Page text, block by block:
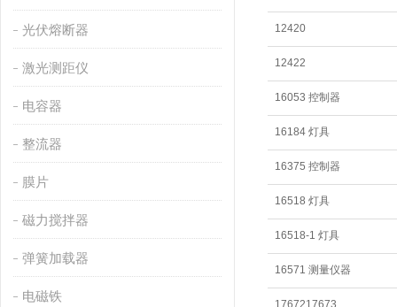
光伏熔断器
激光测距仪
电容器
整流器
膜片
磁力搅拌器
弹簧加载器
电磁铁
12420
12422
16053 控制器
16184 灯具
16375 控制器
16518 灯具
16518-1 灯具
16571 测量仪器
1767217673